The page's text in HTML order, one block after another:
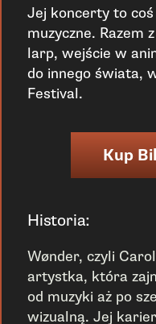
Jej koncerty to
muzyczne. Razem
larp, wejście w
do innego świata,
Festival.
Kup
Historia:
Wønder, czyli
artystka, która
od muzyki aż po
wizualną. Jej